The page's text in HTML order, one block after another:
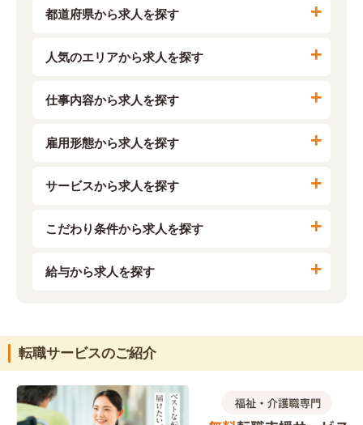
転職サービスのご紹介
都道府県から求人を探す
人気のエリアから求人を探す
仕事内容から求人を探す
雇用形態から求人を探す
サービスから求人を探す
こだわり条件から求人を探す
給与から求人を探す